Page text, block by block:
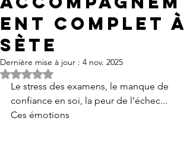
ent complet à
Sète
Dernière mise à jour : 4 nov. 2025
Noté NaN étoiles sur 5.
Le stress des examens, le manque de
confiance en soi, la peur de l’échec...
Ces émotions